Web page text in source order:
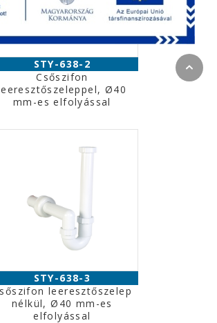
STY-638-2
Csőszifon
Ø40
mm-es elfolyással
STY-638-3
leeresztőszelep
nélkül, Ø40 mm-es
elfolyással